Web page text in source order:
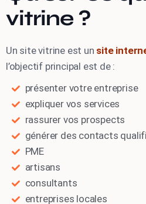
vitrine ?
Un site vitrine est un site
l’objectif principal est de :
présenter votre entreprise
expliquer vos services
rassurer vos prospects
générer des contacts
PME
artisans
consultants
entreprises locales